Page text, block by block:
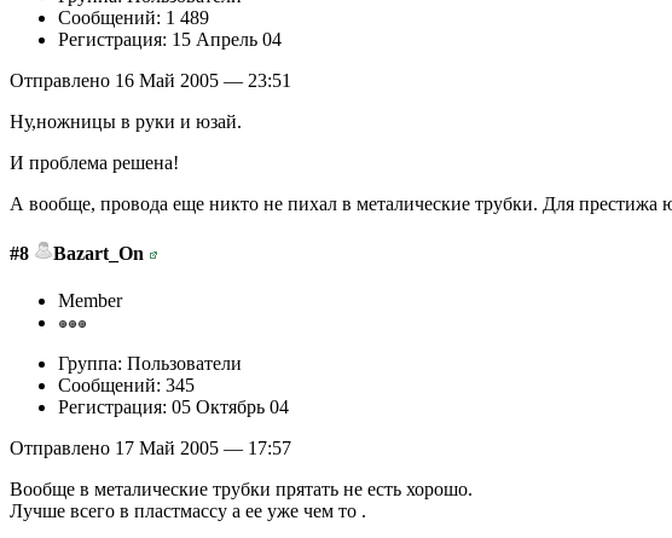
Сообщений: 1 489
Регистрация: 15 Апрель 04
Отправлено 16 Май 2005 — 23:51
Ну,ножницы в руки и юзай.
И проблема решена!
А вообще, провода еще никто не пихал в металические трубки. Для престижа
#8 Bazart_On
Member
Группа: Пользователи
Сообщений: 345
Регистрация: 05 Октябрь 04
Отправлено 17 Май 2005 — 17:57
Вообще в металические трубки прятать не есть хорошо.
Лучше всего в пластмассу а ее уже чем то .